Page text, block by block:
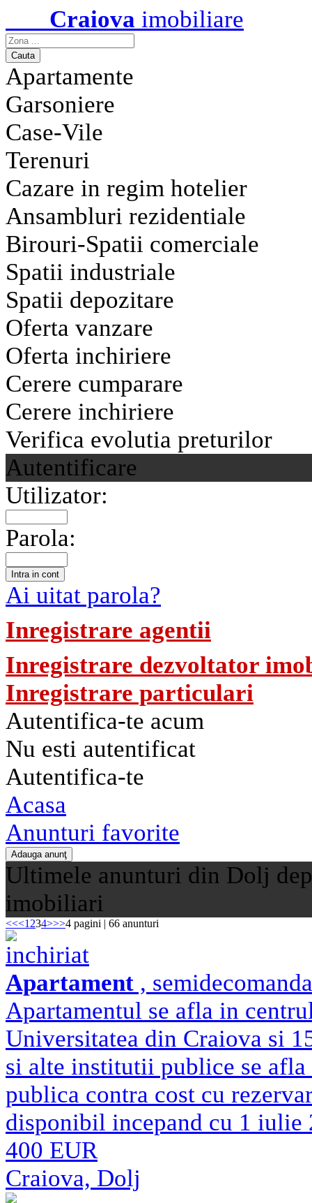
Craiova imobiliare
Apartamente
Garsoniere
Case-Vile
Terenuri
Cazare in regim hotelier
Ansambluri rezidentiale
Birouri-Spatii comerciale
Spatii industriale
Spatii depozitare
Oferta vanzare
Oferta inchiriere
Cerere cumparare
Cerere inchiriere
Verifica evolutia preturilor
Autentificare
Utilizator:
Parola:
Ai uitat parola?
Inregistrare agentii
Inregistrare dezvoltator
Inregistrare particulari
Autentifica-te acum
Nu esti autentificat
Autentifica-te
Acasa
Anunturi favorite
Ultimele anunturi din Dolj
imobiliari
<<<1 234>>>4 pagini | 66 anunturi
inchiriat
Apartament ,
Apartamentul se afla in
Universitatea din Craiova si
si alte institutii publice se afla
publica contra cost cu
disponibil incepand cu 1 iulie
400 EUR
Craiova, Dolj